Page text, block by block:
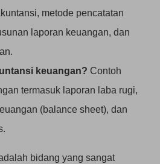
metode pencatatan
laporan keuangan, dan
keuangan? Contoh
termasuk laporan laba rugi,
(balance sheet), dan
bidang yang sangat